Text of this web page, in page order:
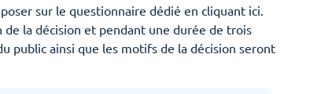
sur le questionnaire dédié en cliquant ici.
la décision et pendant une durée de trois
public ainsi que les motifs de la décision seront